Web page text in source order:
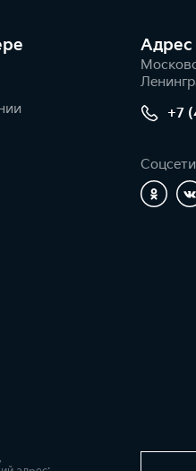
Адрес
+7
Соцсети